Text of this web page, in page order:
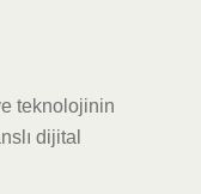
teknolojinin
dijital